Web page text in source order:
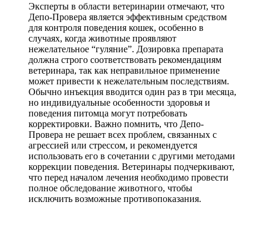
Эксперты в области ветеринарии отмечают, что
Депо-Провера является эффективным средством
для контроля поведения кошек, особенно в
случаях, когда животные проявляют
нежелательное “гуляние”. Дозировка препарата
должна строго соответствовать рекомендациям
ветеринара, так как неправильное применение
может привести к нежелательным последствиям.
Обычно инъекция вводится один раз в три месяца,
но индивидуальные особенности здоровья и
поведения питомца могут потребовать
корректировки. Важно помнить, что Депо-
Провера не решает всех проблем, связанных с
агрессией или стрессом, и рекомендуется
использовать его в сочетании с другими методами
коррекции поведения. Ветеринары подчеркивают,
что перед началом лечения необходимо провести
полное обследование животного, чтобы
исключить возможные противопоказания.